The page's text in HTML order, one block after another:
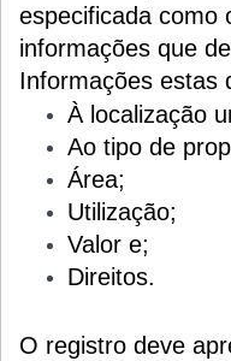
especificada como
informações que
Informações estas
À localização
Ao tipo de
Área;
Utilização;
Valor e;
Direitos.
O registro deve